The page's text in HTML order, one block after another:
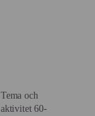
Tema och
aktivitet 60-